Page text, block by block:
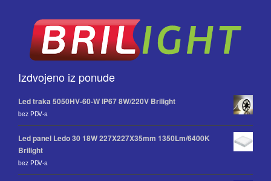
Izdvojeno iz ponude
Led traka 5050HV-60-W IP67 8W/220V Brilight
bez PDV-a
Led panel Ledo 30 18W 227X227X35mm 1350Lm/6400K
Brilight
bez PDV-a